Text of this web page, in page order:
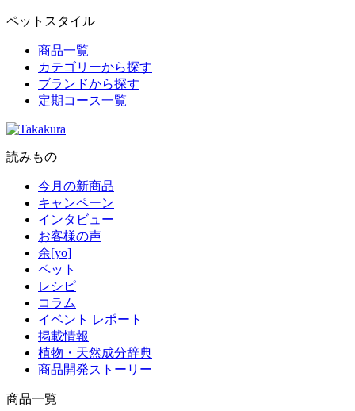
ペットスタイル
商品一覧
カテゴリーから探す
ブランドから探す
定期コース一覧
読みもの
今月の新商品
キャンペーン
インタビュー
お客様の声
余[yo]
ペット
レシピ
コラム
イベント レポート
掲載情報
植物・天然成分辞典
商品開発ストーリー
商品一覧